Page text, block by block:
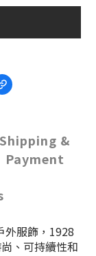
Shipping &
Payment
外服飾，1928
、可持續性和